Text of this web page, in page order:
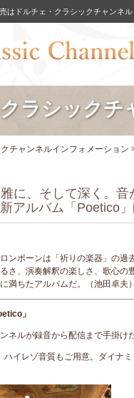
はドルチェ・クラシックチャンネル
クラシック
チャンネルインフォメーション
雅に、そして深く。
アルバム「Poetico」
ンボーンは「祈りの楽器」の
さ、演奏解釈の楽しさ、歌心
満ちたアルバムだ。（池田卓夫）
」
ネルが録音から配信まで手掛け
イレゾ音質もご用意。ダイナ